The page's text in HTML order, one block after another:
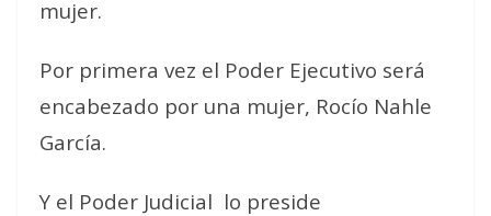
mujer.
Por primera vez el Poder Ejecutivo será
encabezado por una mujer, Rocío Nahle
García.
Y el Poder Judicial lo preside